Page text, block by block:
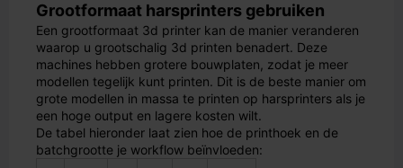
Grootformaat harsprinters gebruiken
Een grootformaat 3d printer kan de manier veranderen
waarop u grootschalig 3d printen benadert. Deze
machines hebben grotere bouwplaten, zodat je meer
modellen tegelijk kunt printen. Dit is de beste manier om
grote modellen in massa te printen op harsprinters als je
een hoge output en lagere kosten wilt.
De tabel hieronder laat zien hoe de printhoek en de
batchgrootte je workflow beïnvloeden: